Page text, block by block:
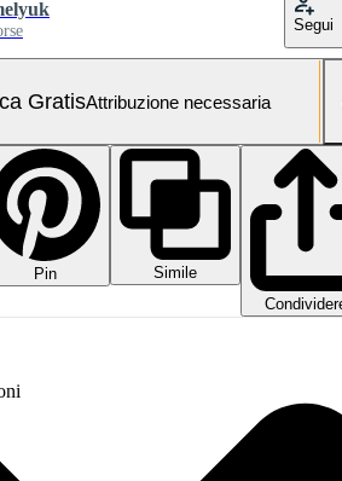
Segui
GratisAttribuzione necessaria
Pin
Simile